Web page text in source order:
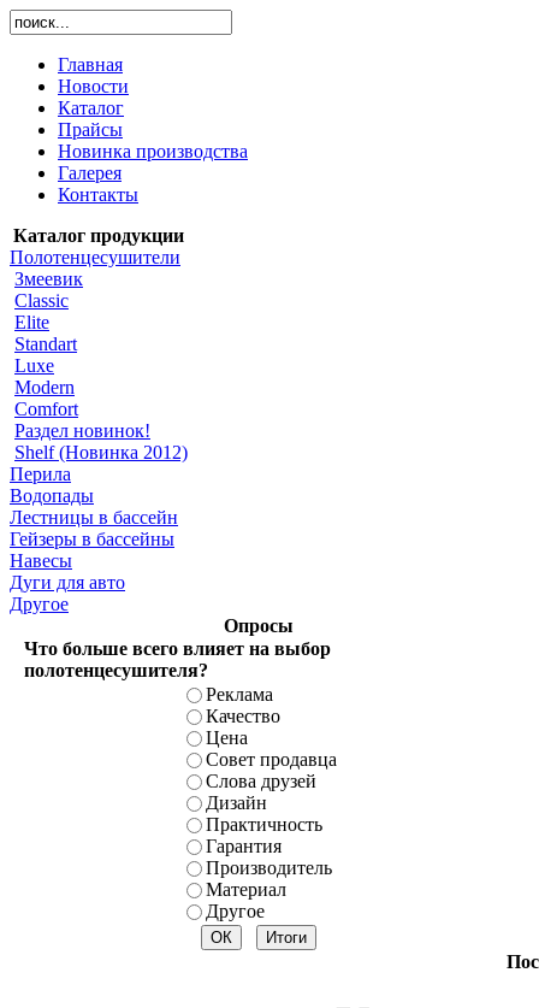
Главная
Новости
Каталог
Прайсы
Новинка производства
Галерея
Контакты
Каталог продукции
Полотенцесушители
Змеевик
Classic
Elite
Standart
Luxe
Modern
Comfort
Раздел новинок!
Shelf (Новинка 2012)
Перила
Водопады
Лестницы в бассейн
Гейзеры в бассейны
Навесы
Дуги для авто
Другое
Опросы
Что больше всего влияет на выбор
полотенцесушителя?
Реклама
Качество
Цена
Совет продавца
Слова друзей
Дизайн
Практичность
Гарантия
Производитель
Материал
Другое